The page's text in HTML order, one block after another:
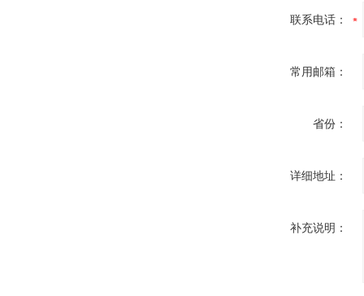
联系电话：
常用邮箱：
省份：
详细地址：
补充说明：